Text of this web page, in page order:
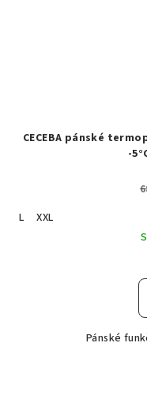
CECEBA pánské
-
L
XXL
Pánské